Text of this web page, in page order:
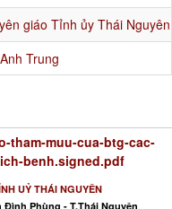
giáo Tỉnh ủy Thái Nguyên
Trung
tham-muu-cua-btg-cac-
benh.signed.pdf
UỶ THÁI NGUYÊN
Đình Phùng - T.Thái Nguyên